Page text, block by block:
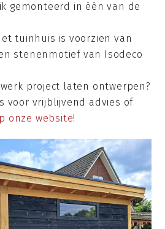
gemonteerd in één van de
tuinhuis is voorzien van
stenenmotief van Isodeco
project laten ontwerpen?
voor vrijblijvend advies of
onze website!